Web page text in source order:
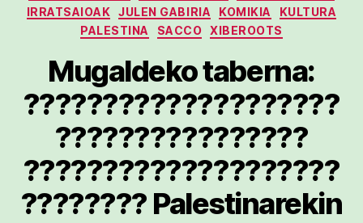
IRRATSAIOAK
JULEN GABIRIA KOMIKIA
KULTURA
PALESTINA
SACCO XIBEROOTS
Mugaldeko taberna:
????????????????????
????????????????
????????????????????
???????? Palestinarekin